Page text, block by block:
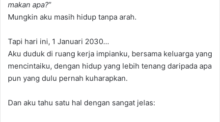
makan apa?”
Mungkin aku masih hidup tanpa arah.
Tapi hari ini, 1 Januari 2030…
Aku duduk di ruang kerja impianku, bersama keluarga yang
mencintaiku, dengan hidup yang lebih tenang daripada apa
pun yang dulu pernah kuharapkan.
Dan aku tahu satu hal dengan sangat jelas: